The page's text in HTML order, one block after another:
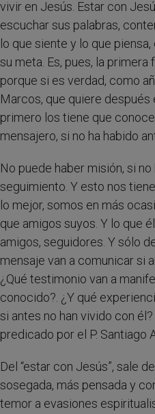
vivir en Jesús. Estar con
escuchar sus palabras,
lo que siente y lo que
su meta. Es, pues, la
porque si es verdad, como
Marcos, que quiere después
primero los tiene que
mensajero, si no ha habido
No puede haber misión, si
seguimiento. Y esto nos
lo mejor, somos en más
que amigos suyos. Y lo que
amigos, seguidores. Y sólo
mensaje van a comunicar si
¿Qué testimonio van a
conocido?. ¿Y qué
si antes no han vivido con
predicado por el P. Santiago
Del “estar con Jesús”, sale
sosegada, más pensada y
temor a evasiones